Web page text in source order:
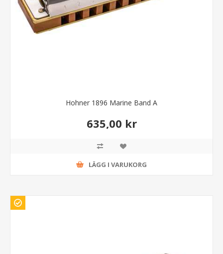
Hohner 1896 Marine Band A
635,00 kr
LÄGG I VARUKORG